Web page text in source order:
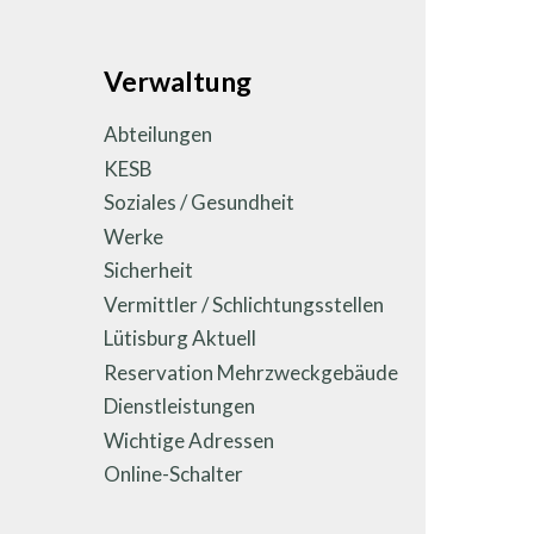
Unternavigation
Verwaltung
Abteilungen
KESB
Soziales / Gesundheit
Werke
Sicherheit
Vermittler / Schlichtungsstellen
Lütisburg Aktuell
Reservation Mehrzweckgebäude
Dienstleistungen
Wichtige Adressen
Online-Schalter